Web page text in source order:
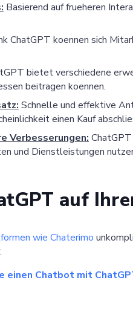
Basierend auf frueheren
ChatGPT koennen sich
bietet verschiedene
beitragen koennen.
Schnelle und effektive
einen Kauf
Verbesserungen:
und Dienstleistungen
auf
wie Chaterimo
einen Chatbot mit